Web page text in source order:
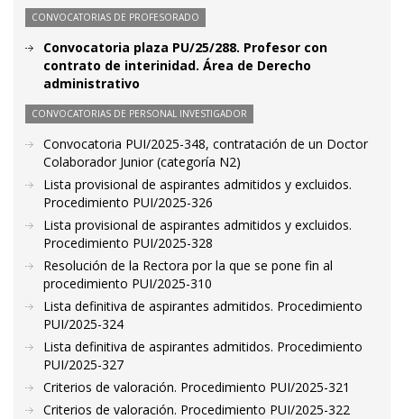
CONVOCATORIAS DE PROFESORADO
Convocatoria plaza PU/25/288. Profesor con
contrato de interinidad. Área de Derecho
administrativo
CONVOCATORIAS DE PERSONAL INVESTIGADOR
Convocatoria PUI/2025-348, contratación de un Doctor
Colaborador Junior (categoría N2)
Lista provisional de aspirantes admitidos y excluidos.
Procedimiento PUI/2025-326
Lista provisional de aspirantes admitidos y excluidos.
Procedimiento PUI/2025-328
Resolución de la Rectora por la que se pone fin al
procedimiento PUI/2025-310
Lista definitiva de aspirantes admitidos. Procedimiento
PUI/2025-324
Lista definitiva de aspirantes admitidos. Procedimiento
PUI/2025-327
Criterios de valoración. Procedimiento PUI/2025-321
Criterios de valoración. Procedimiento PUI/2025-322